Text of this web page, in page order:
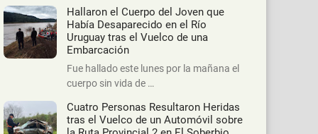
Hallaron el Cuerpo del Joven que
Había Desaparecido en el Río
Uruguay tras el Vuelco de una
Embarcación
Fue hallado este lunes por la mañana el
cuerpo sin vida de …
Cuatro Personas Resultaron Heridas
tras el Vuelco de un Automóvil sobre